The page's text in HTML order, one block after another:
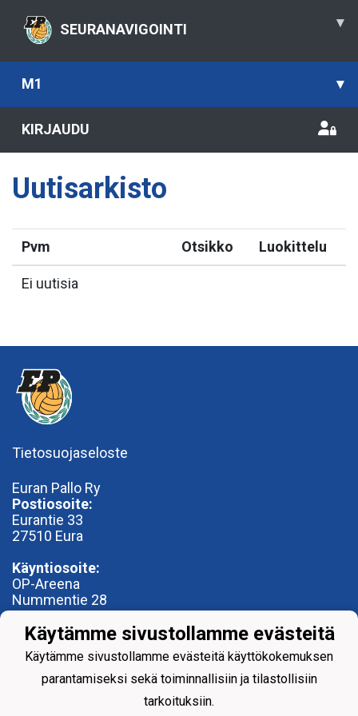
SEURANAVIGOINTI ▾
M1 ▾
KIRJAUDU
Uutisarkisto
Pvm Otsikko Luokittelu
Ei uutisia
Tietosuojaseloste
Euran Pallo Ry
Postiosoite:
Eurantie 33
27510 Eura
Käyntiosoite:
OP-Areena
Nummentie 28
27500 Kauttua
toimisto@euranpallo.fi
Käytämme sivustollamme evästeitä
Käytämme sivustollamme evästeitä käyttökokemuksen
parantamiseksi sekä toiminnallisiin ja tilastollisiin
tarkoituksiin.